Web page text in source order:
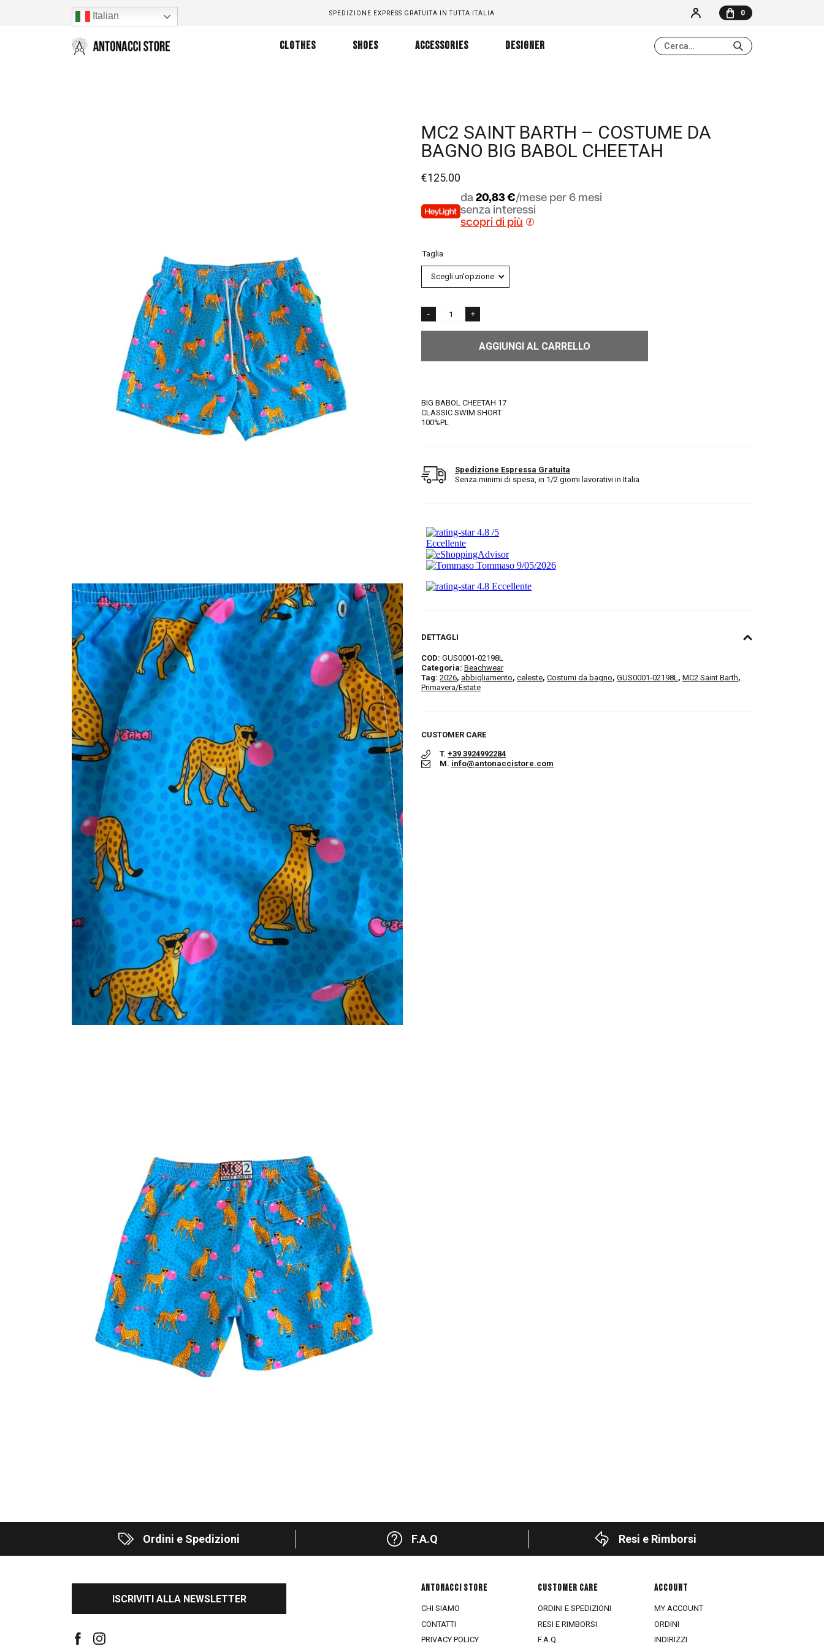
Italian SPEDIZIONE EXPRESS GRATUITA IN TUTTA ITALIA 0
NESSUN ELEMENTO NEL CARRELLO
CLOTHES SHOES ACCESSORIES DESIGNER
MC2 SAINT BARTH – COSTUME DA
BAGNO BIG BABOL CHEETAH
€125.00
da 20,83 €/mese per 6 mesi
senza interessi
scopri di più
Taglia
AGGIUNGI AL CARRELLO
BIG BABOL CHEETAH 17
CLASSIC SWIM SHORT
100%PL
Spedizione Espressa Gratuita
Senza minimi di spesa, in 1/2 giorni lavorativi in Italia
DETTAGLI
COD: GUS0001-02198L
Categoria: Beachwear
Tag: 2026, abbigliamento, celeste, Costumi da bagno, GUS0001-02198L, MC2 Saint Barth,
Primavera/Estate
CUSTOMER CARE
T. +39 3924992284
M. info@antonaccistore.com
Ordini e Spedizioni F.A.Q Resi e Rimborsi
ISCRIVITI ALLA NEWSLETTER
ANTONACCI STORE
CHI SIAMO
CONTATTI
PRIVACY POLICY
CUSTOMER CARE
ORDINI E SPEDIZIONI
RESI E RIMBORSI
F.A.Q.
ACCOUNT
MY ACCOUNT
ORDINI
INDIRIZZI